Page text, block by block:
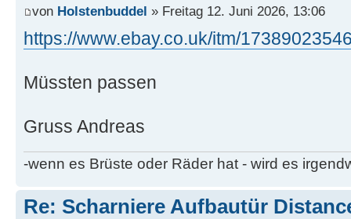
von Holstenbuddel » Freitag 12. Juni 2026, 13:06
https://www.ebay.co.uk/itm/
Müssten passen
Gruss Andreas
-wenn es Brüste oder Räder hat - wird es
Re: Scharniere Aufbautür